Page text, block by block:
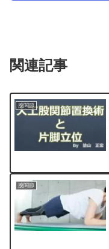
関連記事
股関節
股関節